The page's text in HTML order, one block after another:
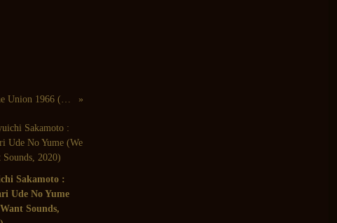
Don Rendell, Ian Carr : Live at the Union 1966 (Reel, 2010)
Sakamoto :
Ude No Yume
Sounds,